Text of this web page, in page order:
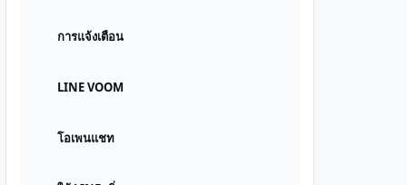
การแจ้งเตือน
LINE VOOM
โอเพนแชท